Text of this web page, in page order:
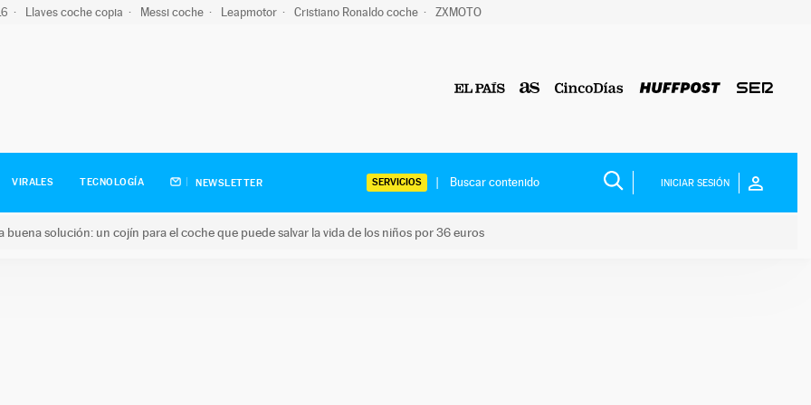
Llaves coche copia Messi coche Leapmotor Cristiano Ronaldo coche ZXMOTO
VIRALES TECNOLOGÍA NEWSLETTER SERVICIOS INICIAR SESIÓN
buena solución: un cojín para el coche que puede salvar la vida de los niños por 36 euros